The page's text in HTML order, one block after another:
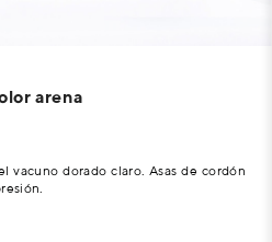
arena
vacuno dorado claro. Asas de cordón